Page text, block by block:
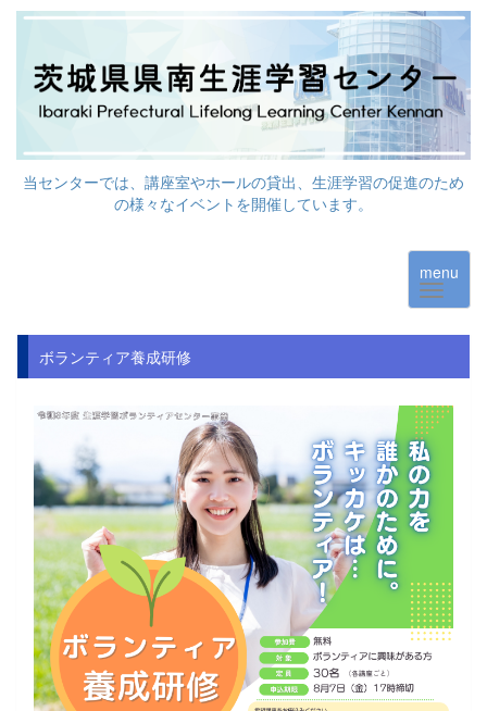
当センターでは、講座室やホールの貸出、生涯学習の促進のため
の様々なイベントを開催しています。
menu
ボランティア養成研修